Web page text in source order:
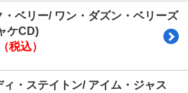
・ベリー/ ワン・ダズン・ベリーズ
ケCD)
税込）
ィ・ステイトン/ アイム・ジャス